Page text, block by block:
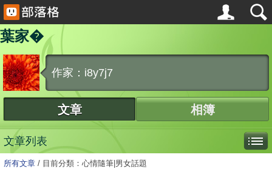
葉家�
作家：i8y7j7
文章 相簿
文章列表
所有文章 / 目前分類：心情隨筆|男女話題